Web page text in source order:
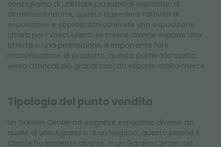
consigliamo di utilizzare più bancali espositori di
dimensioni ridotte, questo agevolerà l’attività di
esposizione e soprattutto otterrete una esposizione
chiara per i vostri clienti; se invece dovete esporre una
offerta o una promozione, è importante fare
massificazione di prodotto, questo porterà la scelta
verso i bancali più grandi così da esporre molta merce.
Tipologia del punto vendita
Un Garden Center ha esigenze espositive diverse da
quelle di una Agraria o di un Negozio, questo perché il
Cliente ha esigenze diverse. In un Garden Center, ad